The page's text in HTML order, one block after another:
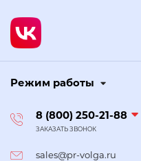
Режим работы
8 (800) 250-21-88
ЗАКАЗАТЬ ЗВОНОК
sales@pr-volga.ru